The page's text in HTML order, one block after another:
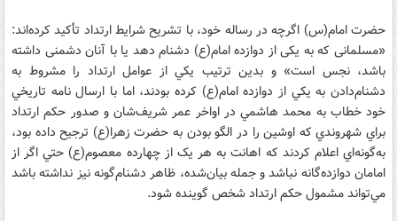
حضرت امام(س) اگرچه در رساله خود، با تشريح شرايط ارتداد تأکيد کرده‌اند:
«مسلمانى که به يكى از دوازده امام(ع) دشنام دهد يا با آنان دشمنى داشته
باشد، نجس است» و بدين ترتيب يکي از عوامل ارتداد را مشروط به
دشنام‌دادن به يکي از دوازده امام(ع) کرده بودند، اما با ارسال نامه تاريخي
خود خطاب به محمد هاشمي در اواخر عمر شريف‌شان و صدور حکم ارتداد
براي شهروندي که اوشين را در الگو بودن به حضرت زهرا(ع) ترجيح داده بود،
به‌گونه‌اي اعلام کردند که اهانت به هر يک از چهارده معصوم(ع) حتي اگر از
امامان دوازده‌گانه نباشد و جمله بيان‌شده، ظاهر دشنام‌گونه نيز نداشته باشد
مي‌تواند مشمول حکم ارتداد شخص گوينده شود.